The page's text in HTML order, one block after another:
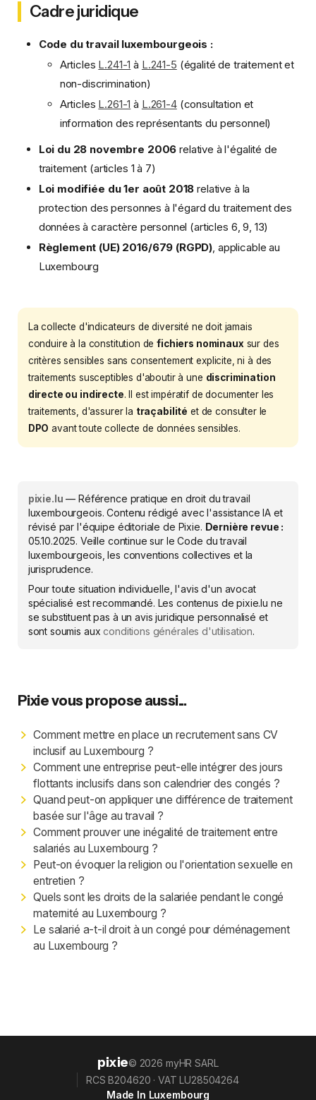
Cadre juridique
Code du travail luxembourgeois :
Articles L.241-1 à L.241-5 (égalité de traitement et
non-discrimination)
Articles L.261-1 à L.261-4(consultation et
information des représentants du personnel)
Loi du 28 novembre 2006 relative à l'égalité de
traitement (articles 1 à 7)
Loi modifiée du 1er août 2018 relative à la
protection des personnes à l'égard du traitement des
données à caractère personnel (articles 6, 9, 13)
Règlement (UE) 2016/679 (RGPD) , applicable au
Luxembourg
La collecte d'indicateurs de diversité ne doit jamais
conduire à la constitution defichiers nominaux sur des
critères sensibles sans consentement explicite, ni à des
traitements susceptibles d'aboutir à une discrimination
directe ou indirecte. Il est impératif de documenter les
traitements, d'assurer la traçabilité et de consulter le
DPO avant toute collecte de données sensibles.
pixie.lu — Référence pratique en droit du travail
luxembourgeois. Contenu rédigé avec l'assistance IA et
révisé par l'équipe éditoriale de Pixie. Dernière revue :
05.10.2025. Veille continue sur le Code du travail
luxembourgeois, les conventions collectives et la
jurisprudence.
Pour toute situation individuelle, l'avis d'un avocat
spécialisé est recommandé. Les contenus de pixie.lu ne
se substituent pas à un avis juridique personnalisé et
sont soumis auxconditions générales d'utilisation.
Pixie vous propose aussi...
Comment mettre en place un recrutement sans CV
inclusif au Luxembourg ?
Comment une entreprise peut-elle intégrer des jours
flottants inclusifs dans son calendrier des congés ?
Quand peut-on appliquer une différence de traitement
basée sur l'âge au travail ?
Comment prouver une inégalité de traitement entre
salariés au Luxembourg ?
Peut-on évoquer la religion ou l'orientation sexuelle en
entretien ?
Quels sont les droits de la salariée pendant le congé
maternité au Luxembourg ?
Le salarié a-t-il droit à un congé pour déménagement
au Luxembourg ?
pixie© 2026 myHR SARL
RCS B204620 · VAT LU28504264
Made In Luxembourg